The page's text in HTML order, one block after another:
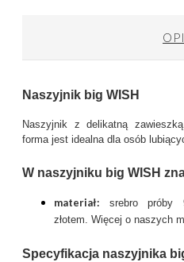
Naszyjnik big WISH
Naszyjnik z delikatną
forma jest idealna dla osób
W naszyjniku big WISH
materiał: srebro próby
złotem. Więcej o naszych
Specyfikacja naszyjnika